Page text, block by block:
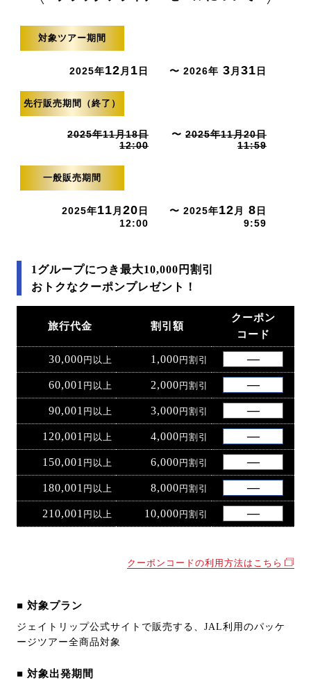
対象ツアー期間
2025年12 月 1 日 〜 2026年 3 月 31 日
先行販売期間（終了）
2025年11月18日
12:00
〜 2025年11月20日
11:59
一般販売期間
2025年11 月 20 日
12:00
〜 2025年12 月 8 日
9:59
1グループにつき最大10,000円割引
おトクなクーポンプレゼント！
旅行代金 割引額
クーポン
コード
30,000 円以上 1,000 円割引
60,001 円以上 2,000 円割引
90,001 円以上 3,000 円割引
120,001 円以上 4,000 円割引
150,001 円以上 6,000 円割引
180,001 円以上 8,000 円割引
210,001 円以上 10,000 円割引
クーポンコードの利用方法はこちら
■ 対象プラン
ジェイトリップ公式サイトで販売する、JAL利用のパッケ
ージツアー全商品対象
■ 対象出発期間